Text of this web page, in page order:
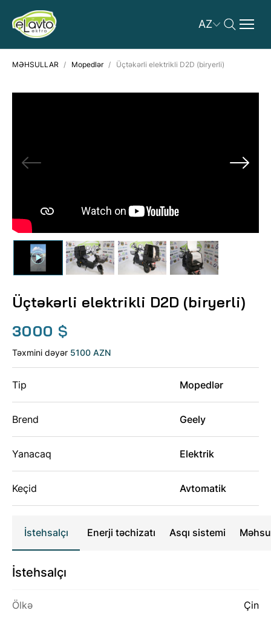
AZ
MƏHSULLAR Mopedlər Üçtəkərli elektrikli D2D (biryerli)
Üçtəkərli elektrikli D2D (biryerli)
3000 $
Təxmini dəyər 5100 AZN
Tip Mopedlər
Brend Geely
Yanacaq Elektrik
Keçid Avtomatik
İstehsalçı Enerji təchizatı Asqı sistemi
İstehsalçı
Ölkə Çin